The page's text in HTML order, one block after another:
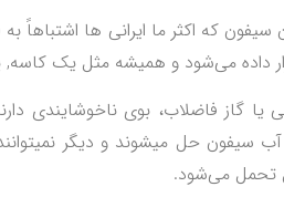
سيفون که اکثر ما ایرانی ها
داده می‌شود و هميشه مثل يک کاسه,
یا گاز فاضلاب، بوی ناخوشايندی
سیفون حل میشوند و ديگر
تحمل می‌شود.